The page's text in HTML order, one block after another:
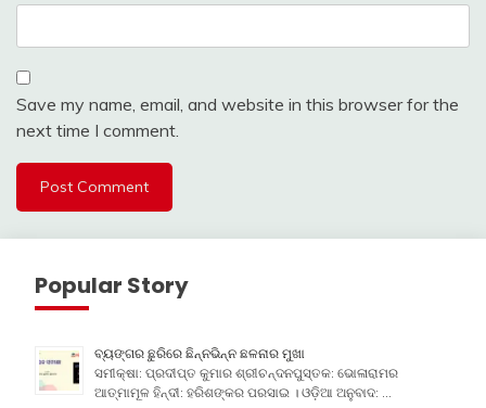
Save my name, email, and website in this browser for the
next time I comment.
Popular Story
ବ୍ୟଙ୍ଗର ଛୁରିରେ ଛିନ୍ନଭିନ୍ନ ଛଳନାର ମୁଖା
ସମୀକ୍ଷା: ପ୍ରଦୀପ୍ତ କୁମାର ଶ୍ରୀଚନ୍ଦନପୁସ୍ତକ: ଭୋଳାରାମର
ଆତ୍ମାମୂଳ ହିନ୍ଦୀ: ହରିଶଙ୍କର ପରସାଇ । ଓଡ଼ିଆ ଅନୁବାଦ: …